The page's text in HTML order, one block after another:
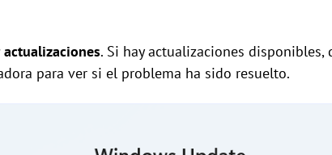
actualizaciones. Si hay actualizaciones disponibles,
para ver si el problema ha sido resuelto.